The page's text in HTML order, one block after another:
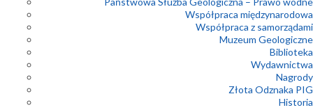
Współpraca międzynarodowa
Współpraca z samorządami
Muzeum Geologiczne
Biblioteka
Wydawnictwa
Nagrody
Złota Odznaka PIG
Historia